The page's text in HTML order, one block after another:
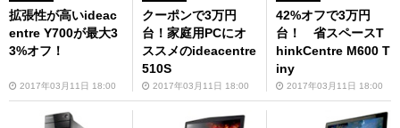
拡張性が高いideac
entre Y700が最大3
3%オフ！
2017年03月11日 18:00
クーポンで3万円
台！家庭用PCにオ
ススメのideacentre
510S
2017年03月11日 18:00
42%オフで3万円
台！ 省スペースT
hinkCentre M600 T
iny
2017年03月11日 18:00